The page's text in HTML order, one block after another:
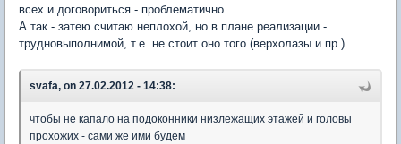
всех и договориться - проблематично.
А так - затею считаю неплохой, но в плане реализации -
трудновыполнимой, т.е. не стоит оно того (верхолазы и пр.).
svafa, on 27.02.2012 - 14:38:
чтобы не капало на подоконники низлежащих этажей и головы
прохожих - сами же ими будем